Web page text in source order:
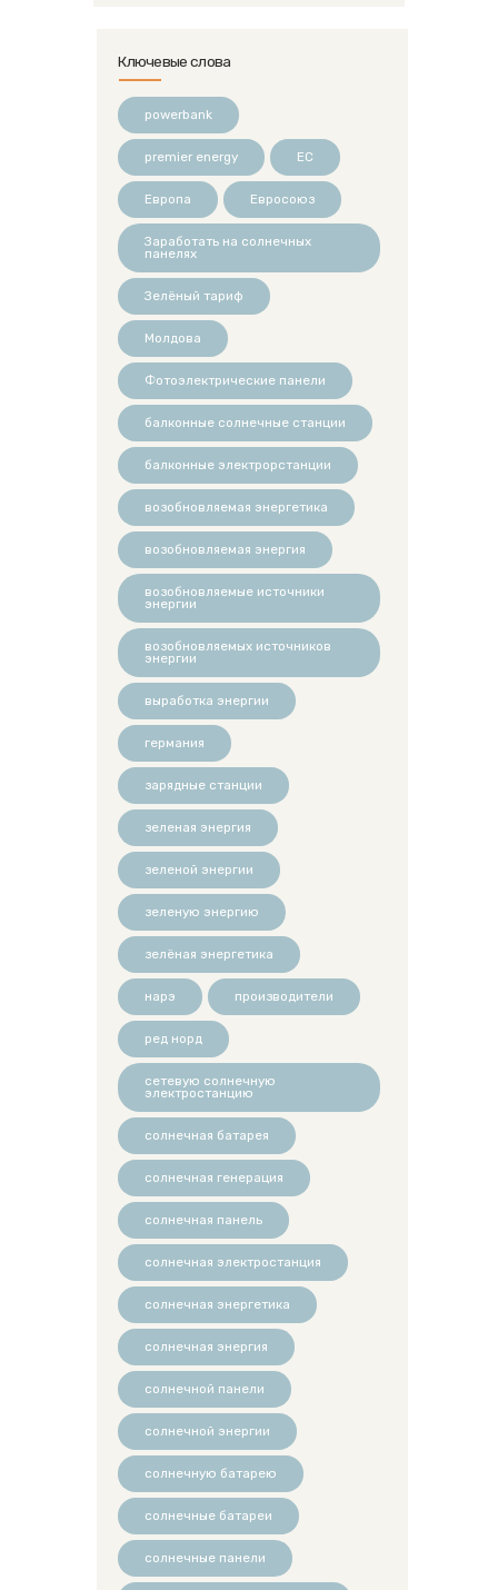
Ключевые слова
powerbank
premier energy ЕС
Европа Евросоюз
Заработать на солнечных
панелях
Зелёный тариф
Молдова
Фотоэлектрические панели
балконные солнечные станции
балконные электрорстанции
возобновляемая энергетика
возобновляемая энергия
возобновляемые источники
энергии
возобновляемых источников
энергии
выработка энергии
германия
зарядные станции
зеленая энергия
зеленой энергии
зеленую энергию
зелёная энергетика
нарэ производители
ред норд
сетевую солнечную
электростанцию
солнечная батарея
солнечная генерация
солнечная панель
солнечная электростанция
солнечная энергетика
солнечная энергия
солнечной панели
солнечной энергии
солнечную батарею
солнечные батареи
солнечные панели